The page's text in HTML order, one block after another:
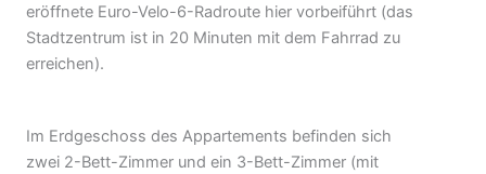
eröffnete Euro-Velo-6-Radroute hier vorbeiführt (das
Stadtzentrum ist in 20 Minuten mit dem Fahrrad zu
erreichen).
Im Erdgeschoss des Appartements befinden sich
zwei 2-Bett-Zimmer und ein 3-Bett-Zimmer (mit